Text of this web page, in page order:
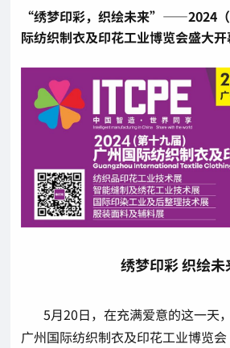
“绣梦印彩，织绘未来”——2024（
际纺织制衣及印花工业博览会盛大开
绣梦印彩 织绘未
5月20日，在充满爱意的这一天
广州国际纺织制衣及印花工业博览